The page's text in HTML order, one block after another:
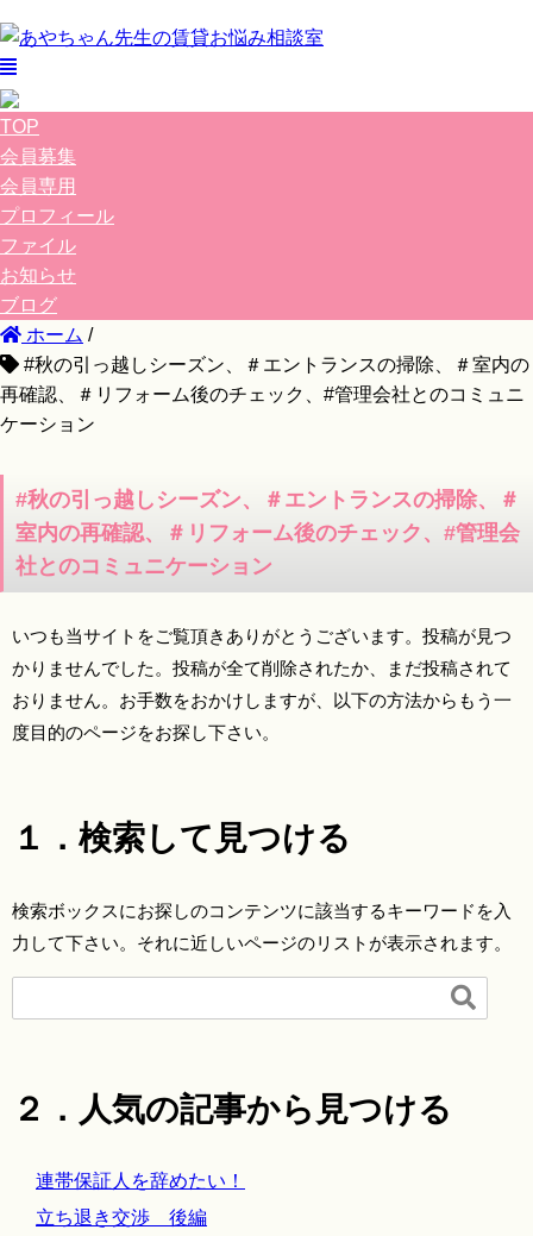
TOP
会員募集
会員専用
プロフィール
ファイル
お知らせ
ブログ
ホーム /
#秋の引っ越しシーズン、＃エントランスの掃除、＃室内の
再確認、＃リフォーム後のチェック、#管理会社とのコミュニ
ケーション
#秋の引っ越しシーズン、＃エントランスの掃除、＃
室内の再確認、＃リフォーム後のチェック、#管理会
社とのコミュニケーション
いつも当サイトをご覧頂きありがとうございます。投稿が見つ
かりませんでした。投稿が全て削除されたか、まだ投稿されて
おりません。お手数をおかけしますが、以下の方法からもう一
度目的のページをお探し下さい。
１．検索して見つける
検索ボックスにお探しのコンテンツに該当するキーワードを入
力して下さい。それに近しいページのリストが表示されます。

２．人気の記事から見つける
連帯保証人を辞めたい！
立ち退き交渉 後編